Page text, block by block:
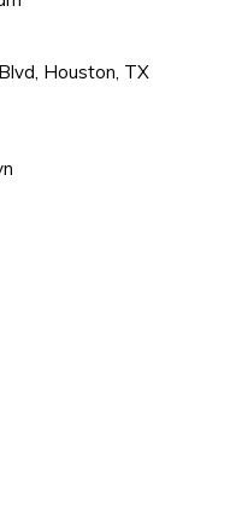
Houston, TX